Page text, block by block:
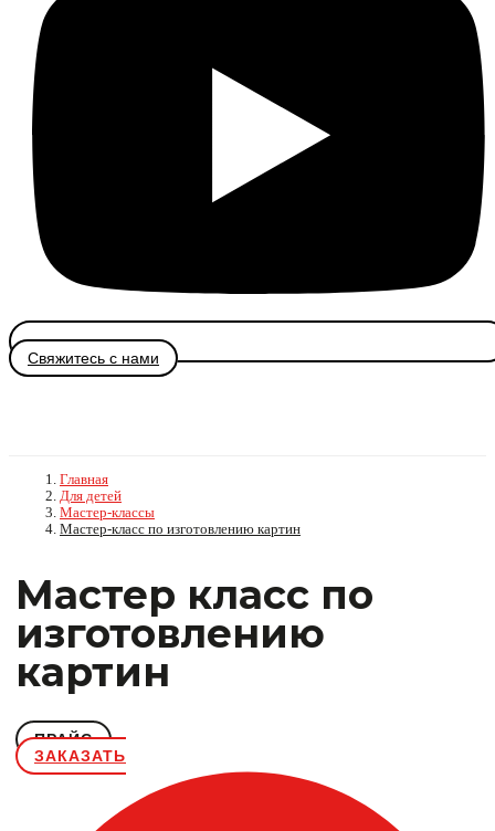
Свяжитесь с нами
Главная
Для детей
Мастер-классы
Мастер-класс по изготовлению картин
Мастер класс по
изготовлению
картин
ПРАЙС
ЗАКАЗАТЬ